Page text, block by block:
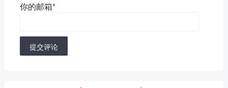
你的邮箱*
提交评论